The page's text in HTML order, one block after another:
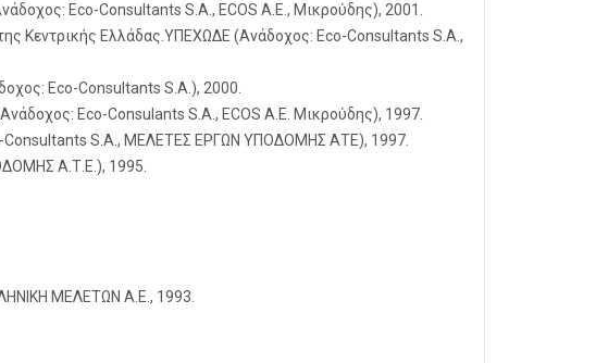
Eco-Consultants S.A., ECOS A.E., Μικρούδης), 2001.
Κεντρικής Ελλάδας.ΥΠΕΧΩΔΕ (Ανάδοχος: Eco-Consultants S.A.,
Eco-Consultants S.A.), 2000.
Eco-Consulants S.A., ECOS A.E. Μικρούδης), 1997.
Consultants S.A., ΜΕΛΕΤΕΣ ΕΡΓΩΝ ΥΠΟΔΟΜΗΣ ΑΤΕ), 1997.
Α.Τ.Ε.), 1995.
ΜΕΛΕΤΩΝ Α.Ε., 1993.